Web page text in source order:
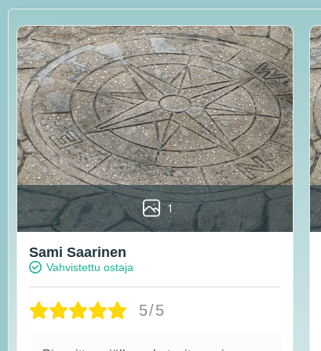
1
Sami Saarinen
Vahvistettu ostaja
5/5